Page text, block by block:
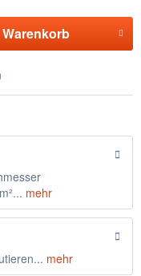
Warenkorb
mehr
mehr